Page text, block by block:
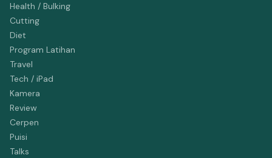
Health / Bulking
Cutting
Diet
Program Latihan
Travel
Tech / iPad
Kamera
Review
Cerpen
Puisi
Talks